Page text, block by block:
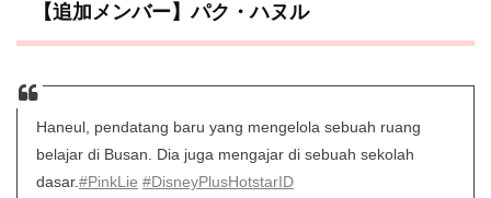
【追加メンバー】パク・ハヌル
Haneul, pendatang baru yang mengelola sebuah ruang
belajar di Busan. Dia juga mengajar di sebuah sekolah
dasar.#PinkLie #DisneyPlusHotstarID